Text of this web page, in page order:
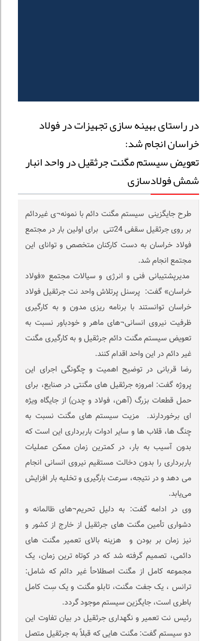
در راستای بهینه سازی تجهیزات در فولاد
خراسان انجام شد:
تعویض سیستم مگنت جرثقیل در واحد انبار
شمش فولادسازی
طرح جایگزینی سیستم مگنت دائم با نمونه¬ی غیردائم
بر روی جرثقیل سقفی 24تنی برای اولین بار در مجتمع
فولاد خراسان به دست کارکنان متخصص و توانای این
مجتمع انجام شد.
مدیرپشتیبانی فنی و انرژی و سیالات مجتمع «فولاد
خراسان» گفت: پرسنل پرتلاش واحد نت جرثقیل فولاد
خراسان توانستند با برنامه ریزی مدون و به کارگیری
ظرفیت نیروی انسانی¬های ماهر و خودباور نسبت به
تعویض سیستم مگنت دائم جرثقیل و به کارگیری مگنت
غیر دائم در این واحد اقدام کنند.
رضا قربانی در توضیح اهمیت و چگونگی اجرای این
پروژه گفت: امروزه جرثقیل های مگنتی در صنایع، برای
حمل قطعات بزرگ (آهن، فولاد و چدن) از جایگاه ویژه
ای برخوردارند. مزیت سیستم های مگنت نسبت به
چنگ ها، قلاب ها و سایر ادوات باربرداری این است که
بدون آسیب به بار، در کمترین زمان ممکن عملیات
باربرداری را بدون دخالت مستقیم نیروی انسانی انجام
می دهد و در نتیجه، سرعت بارگیری و تخلیه بار افزایش
می‌یابد.
وی در ادامه گفت: به دلیل تحریم¬های ظالمانه و
دشواری تأمین مگنت های جرثقیل از خارج از کشور و
نیز زمان بر بودن و هزینه بالای تعمیر مگنت های
دائمی، تصمیم گرفته شد که در کوتاه ترین زمان، یک
مجموعه کامل از مگنت اصطلاحأ غیر دائم که شامل:
ترانس ، یک جفت مگنت، تابلو مگنت و یک سِت کامل
باطری است، جایگزین سیستم موجود گردد.
رئیس نت تعمیر و نگهداری جرثقیل در بیان تفاوت این
دو سیستم گفت: مگنت هایی که قبلاً به جرثقیل متصل